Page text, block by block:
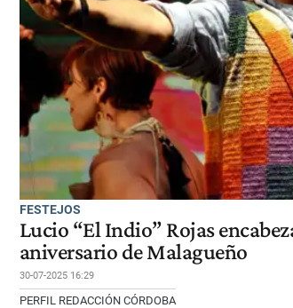
FESTEJOS
Lucio “El Indio” Rojas
aniversario de Malagueño
30-07-2025 16:29
PERFIL REDACCIÓN CÓRDOBA